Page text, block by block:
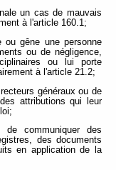
un cas de mauvais
à l'article 160.1;
ou gêne une personne
ou de négligence,
ou lui porte
à l'article 21.2;
généraux ou de
attributions qui leur
communiquer des
des documents
en application de la